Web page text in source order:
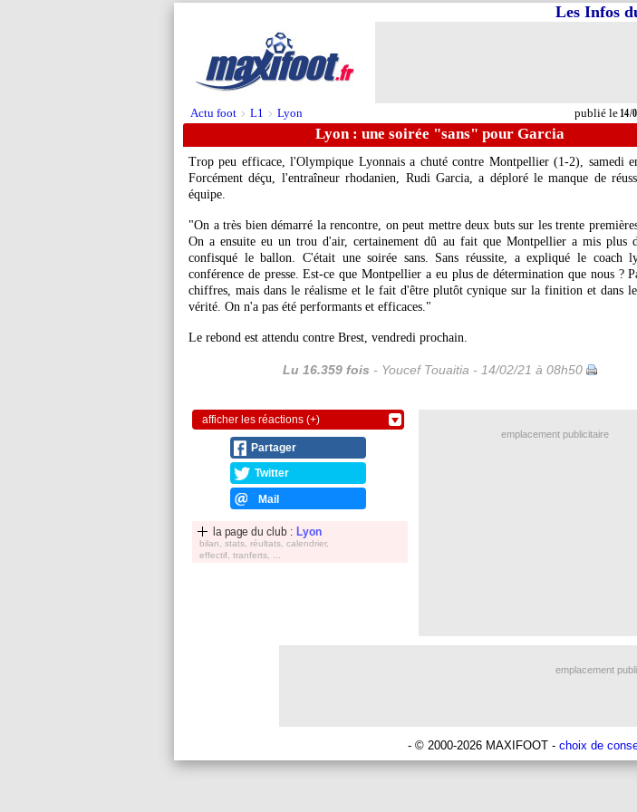
Actu foot > L1 > Lyon publié le14/
Les Infos
Lyon : une soirée "sans" pour Garcia
Trop peu efficace, l'Olympique Lyonnais a chuté contre Montpellier (1-2), samedi
Forcément déçu, l'entraîneur rhodanien, Rudi Garcia, a déploré le manque de
équipe.
"On a très bien démarré la rencontre, on peut mettre deux buts sur les trente
On a ensuite eu un trou d'air, certainement dû au fait que Montpellier a mis plus
confisqué le ballon. C'était une soirée sans. Sans réussite, a expliqué le coach
conférence de presse. Est-ce que Montpellier a eu plus de détermination que nous ?
chiffres, mais dans le réalisme et le fait d'être plutôt cynique sur la finition et dans
vérité. On n'a pas été performants et efficaces."
Le rebond est attendu contre Brest, vendredi prochain.
Lu 16.359 fois - Youcef Touaitia - 14/02/21 à 08h50
afficher les réactions (+)
Partager
Twitter
Mail
la page du club : Lyon
bilan, stats, réultats, calendrier,
effectif, tranferts, ...
emplacement publicitaire
emplacement
- © 2000-2026 MAXIFOOT - choix de